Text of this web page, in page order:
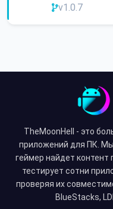
v1.0.7
TheMoonHell - это
приложений для ПК.
геймер найдет
тестирует сотни
проверяя их
BlueStacks,